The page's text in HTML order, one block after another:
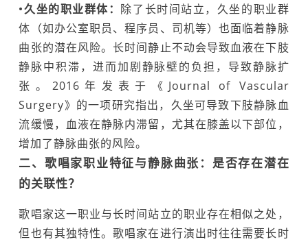
•久坐的职业群体： 除了长时间站立，久坐的职业群
体（如办公室职员、程序员、司机等）也面临着静脉
曲张的潜在风险。长时间静止不动会导致血液在下肢
静脉中积滞，进而加剧静脉壁的负担，导致静脉扩
张。2016年发表于《Journal of Vascular
Surgery》的一项研究指出，久坐可导致下肢静脉血
流缓慢，血液在静脉内滞留，尤其在膝盖以下部位，
增加了静脉曲张的风险。‍
二、歌唱家职业特征与静脉曲张：是否存在潜在
的关联性？
歌唱家这一职业与长时间站立的职业存在相似之处，
但也有其独特性。歌唱家在进行演出时往往需要长时